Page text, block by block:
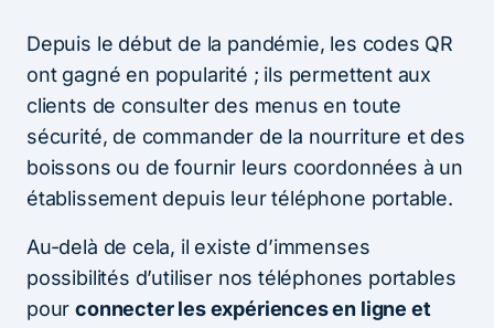
Depuis le début de la pandémie, les codes QR
ont gagné en popularité ; ils permettent aux
clients de consulter des menus en toute
sécurité, de commander de la nourriture et des
boissons ou de fournir leurs coordonnées à un
établissement depuis leur téléphone portable.
Au-delà de cela, il existe d’immenses
possibilités d’utiliser nos téléphones portables
pourconnecter les expériences en ligne et